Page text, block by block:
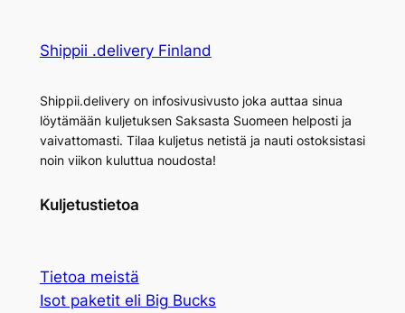
Shippii .delivery Finland
Shippii.delivery on infosivusivusto joka auttaa sinua
löytämään kuljetuksen Saksasta Suomeen helposti ja
vaivattomasti. Tilaa kuljetus netistä ja nauti ostoksistasi
noin viikon kuluttua noudosta!
Kuljetustietoa
Tietoa meistä
Isot paketit eli Big Bucks